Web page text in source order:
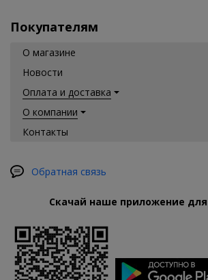
Покупателям
О магазине
Новости
Оплата и доставка
О компании
Контакты
Обратная связь
Скачай наше приложение